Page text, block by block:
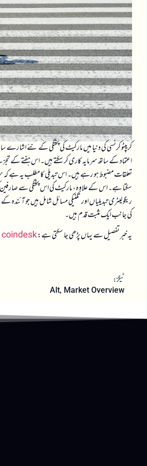
کریپٹو کرنسی کی دنیا میں مارکیٹ کی پختگی کے نئے
اعتماد کے ساتھ سرمایہ کاری کر سکتے ہیں۔ اس ہفتے کے
تعلقات مضبوط ہو رہے ہیں۔ اس تبدیلی کا مطلب یہ ہے کہ
سکتا ہے۔ اس کے علاوہ، مارکیٹ کی اس پختگی سے صارفین کو
ریگولیٹری تبدیلیاں اور تکنیکی مسائل شامل ہیں جو
کی جانب ایک مثبت قدم ہیں۔
یہ خبر تفصیل سے یہاں پڑھی جا سکتی ہے:coindesk
ٹیگز:
Alt, Market Overview